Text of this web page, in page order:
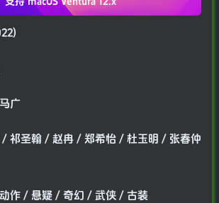
广
/ 祁圣翰 / 赵冉 / 郑希怡 / 杜玉明 / 张春仲
作 / 悬疑 / 奇幻 / 武侠 / 古装